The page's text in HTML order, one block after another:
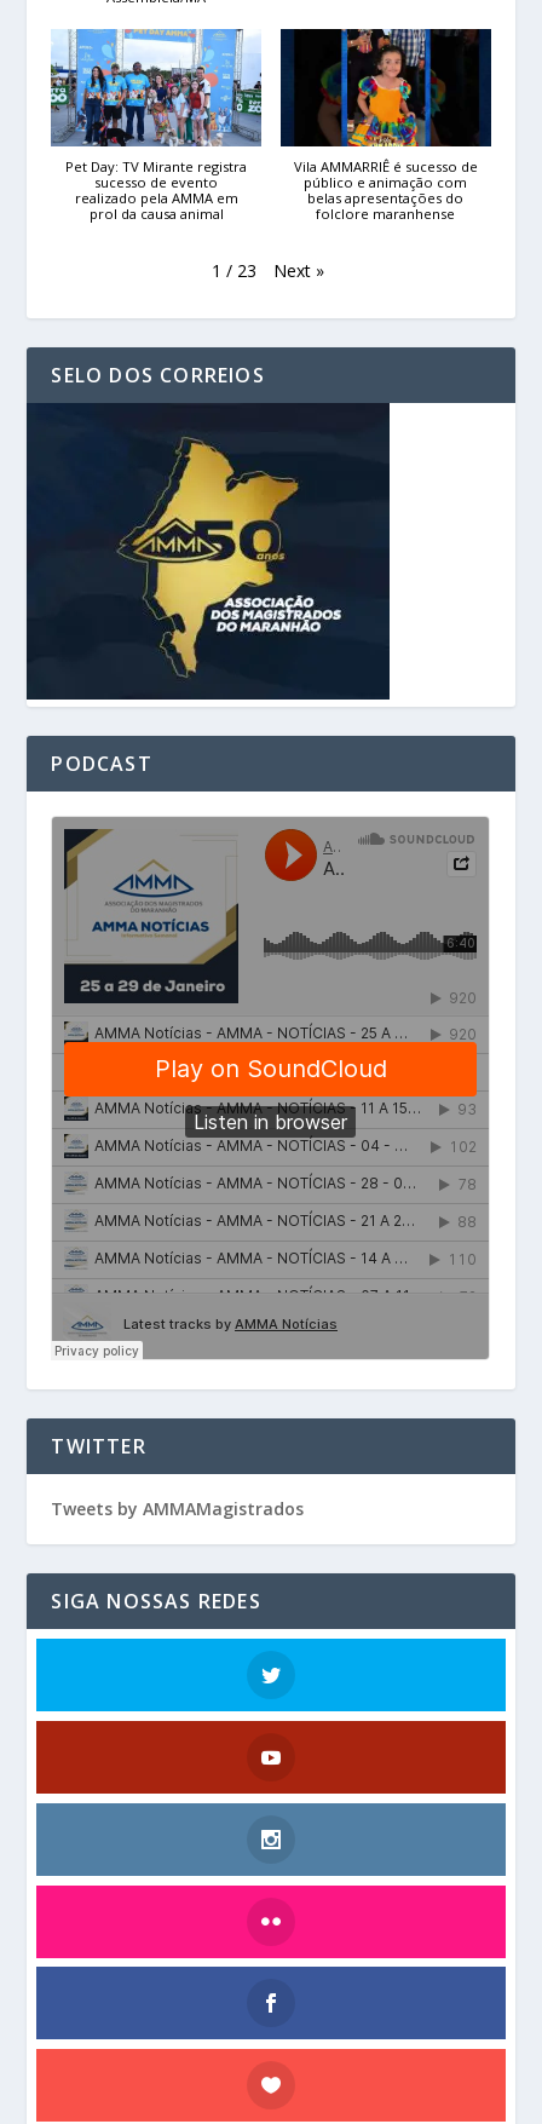
Pet Day: TV Mirante registra
sucesso de evento
realizado pela AMMA em
prol da causa animal
Vila AMMARRIÊ é sucesso de
público e animação com
belas apresentações do
folclore maranhense
1 / 23 Next »
SELO DOS CORREIOS
PODCAST
TWITTER
Tweets by AMMAMagistrados
SIGA NOSSAS REDES